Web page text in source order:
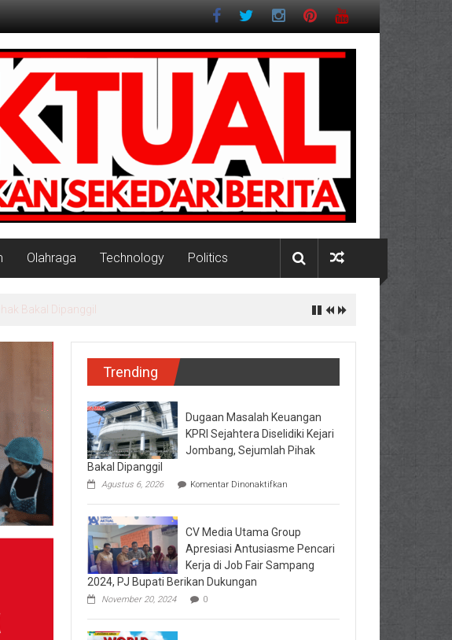
Olahraga Technology Politics
Pusat Ekonomi Pesisir
Trending
Dugaan Masalah Keuangan
KPRI Sejahtera Diselidiki Kejari
Jombang, Sejumlah Pihak
Bakal Dipanggil
Agustus 6, 2026 Komentar Dinonaktifkan
Masalah
KPRI
Sejahtera
Kejari
Bakal
CV Media Utama Group
Apresiasi Antusiasme Pencari
Kerja di Job Fair Sampang
2024, PJ Bupati Berikan Dukungan
November 20, 2024 0